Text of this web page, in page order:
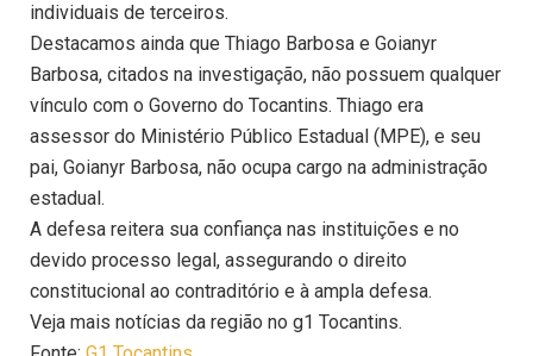
individuais de terceiros.
Destacamos ainda que Thiago Barbosa e Goianyr
Barbosa, citados na investigação, não possuem qualquer
vínculo com o Governo do Tocantins. Thiago era
assessor do Ministério Público Estadual (MPE), e seu
pai, Goianyr Barbosa, não ocupa cargo na administração
estadual.
A defesa reitera sua confiança nas instituições e no
devido processo legal, assegurando o direito
constitucional ao contraditório e à ampla defesa.
Veja mais notícias da região no g1 Tocantins.